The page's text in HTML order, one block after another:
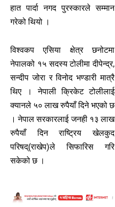
हात पार्दा नगद पुरस्कारले सम्मान
गरेको थियो ।
विश्वकप एसिया क्षेत्र छनोटमा
नेपालको १५ सदस्य टोलीमा दीपेन्द्र,
सन्दीप जोरा र विनोद भण्डारी मात्रै
थिए । नेपाली क्रिकेट टोलीलाई
क्यानले ५० लाख रुपैयाँ दिने भएको छ
। नेपाल सरकारलाई जनही १३ लाख
रुपैयाँ दिन राष्ट्रिय खेलकुद
परिषद्(राखेप)ले सिफारिस गरि
सकेको छ ।